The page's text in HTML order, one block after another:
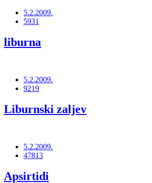
5.2.2009.
5931
liburna
5.2.2009.
9219
Liburnski zaljev
5.2.2009.
47813
Apsirtidi